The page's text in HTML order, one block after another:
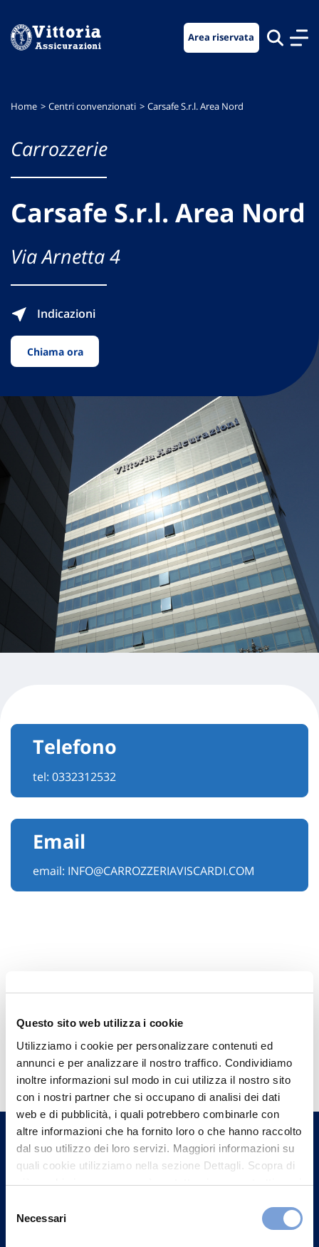
Questo sito web utilizza i cookie
Utilizziamo i cookie per personalizzare contenuti ed
annunci e per analizzare il nostro traffico. Condividiamo
inoltre informazioni sul modo in cui utilizza il nostro sito
con i nostri partner che si occupano di analisi dei dati
web e di pubblicità, i quali potrebbero combinarle con
altre informazioni che ha fornito loro o che hanno raccolto
dal suo utilizzo dei loro servizi. Maggiori informazioni su
quali cookie utilizziamo nella sezione Dettagli. Scopra di
più su chi siamo, come può contattarci e come trattiamo i
può trovare nel footer del sito nella sezione "Informativa
delNecessari
menu
contenuto
footer
Area riservata
Home Centri convenzionati Carsafe S.r.l. Area Nord
Carrozzerie
Carsafe S.r.l. Area Nord
Via Arnetta 4
Indicazioni
Chiama ora
Telefono
tel: 0332312532
Email
email: INFO@CARROZZERIAVISCARDI.COM
Hai bisogno di
informazioni?
Trova l'Agenzia più vicina a te e parla con
un nostro Agente.
Contattaci